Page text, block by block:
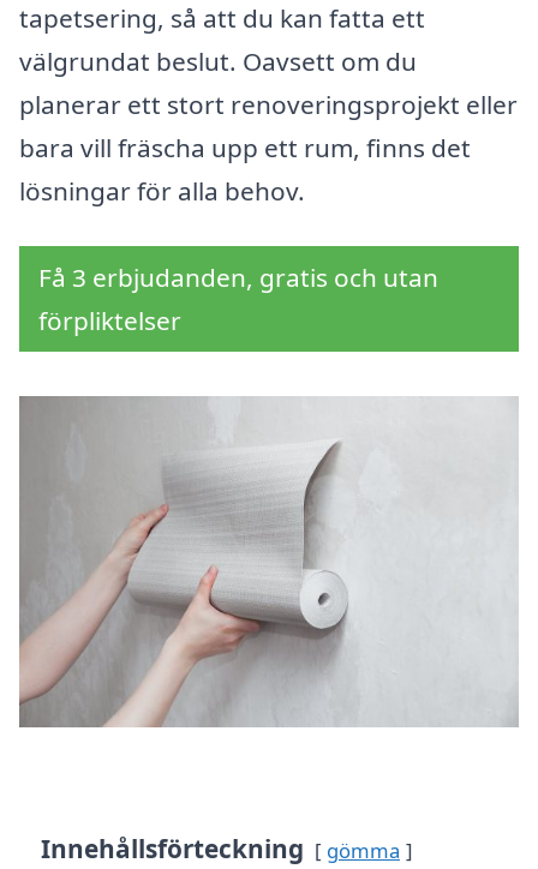
tapetsering, så att du kan fatta ett
välgrundat beslut. Oavsett om du
planerar ett stort renoveringsprojekt eller
bara vill fräscha upp ett rum, finns det
lösningar för alla behov.
Få 3 erbjudanden, gratis och utan
förpliktelser
Innehållsförteckning gömma